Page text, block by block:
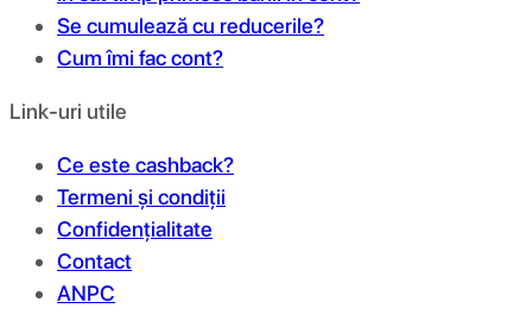
Se cumulează cu reducerile?
Cum îmi fac cont?
Link-uri utile
Ce este cashback?
Termeni și condiții
Confidențialitate
Contact
ANPC